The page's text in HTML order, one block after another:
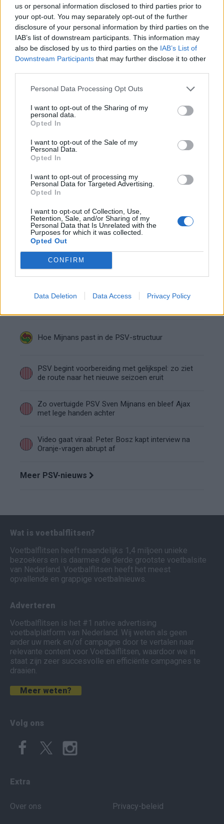
us or personal information disclosed to third parties prior to
your opt-out. You may separately opt-out of the further
disclosure of your personal information by third parties on the
IAB’s list of downstream participants. This information may
also be disclosed by us to third parties on the IAB’s List of
Downstream Participants that may further disclose it to other
Personal Data Processing Opt Outs
I want to opt-out of the Sharing of my
personal data.
Opted In
I want to opt-out of the Sale of my
Personal Data.
Opted In
I want to opt-out of processing my
Personal Data for Targeted Advertising.
Opted In
I want to opt-out of Collection, Use,
Retention, Sale, and/or Sharing of my
Personal Data that Is Unrelated with the
Purposes for which it was collected.
Opted Out
CONFIRM
Data Deletion Data Access Privacy Policy
Dit ziet de Belgische voetbalbond in Mark van
Bommel als nieuwe bondscoach
Nieuw spoor voor PSV: Kostic duikt op als
serieuze optie
Italiaanse media: Perisic wacht op telefoontje
van Internazionale
Bosz wil niets weten van Oranje: PSV-trainer
kapt interview abrupt af
Wanneer is de loting voor de Champions
League? PSV en Feyenoord weten dan hun
Zo verliep de carrière van Armando Obispo bij
Ajax en PSV strijden om Braziliaans talent met
afkoopclausule van 80 miljoen
Joey Veerman verkoopt woning in Eindhoven
voor bedrag boven de vraagprijs
Bizarre wending bij PSV: speler krijgt rood en
Hoe Mijnans past in de PSV-structuur
PSV begint voorbereiding met gelijkspel: zo ziet
de route naar het nieuwe seizoen eruit
Zo overtuigde PSV Sven Mijnans en bleef Ajax
met lege handen achter
Video gaat viraal: Peter Bosz kapt interview na
Oranje-vragen abrupt af
Meer PSV-nieuws
Wat is voetbalflitsen?
Voetbalflitsen heeft maandelijks 1,4 miljoen unieke
bezoekers en is daarmee de derde grootste voetbalsite
van Nederland. Voetbalflitsen heeft het meest
opvallende en grappige voetbalnieuws.
Adverteren
Voetbalflitsen is het #1 native advertising
voetbalplatform van Nederland. Wij weten als geen
ander uw merk en/of campagne door te vertalen naar
relevante content voor Voetbalflitsen, waardoor we in
staat zijn zeer succesvolle en efficiënte campagnes te
draaien.
Meer weten?
Volg ons
Extra
Over ons Privacy-beleid